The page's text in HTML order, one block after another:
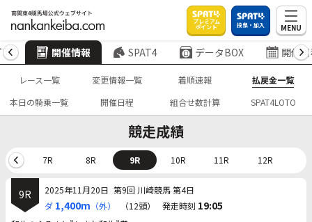
プレミアム
ポイント 投票・加入 MENU
開催情報 SPAT4 データBOX 開催
レース一覧 変更情報一覧 着順速報
払戻金一覧
本日の騎乗一覧
開催日程 組合せ数計算 SPAT4LOTO
競走成績
7R 8R 9R 10R 11R 12R
9R 2025年11月20日 第9回 川崎競馬 第4日
ダ 1,400m （外） （12頭） 発走時刻 19:05